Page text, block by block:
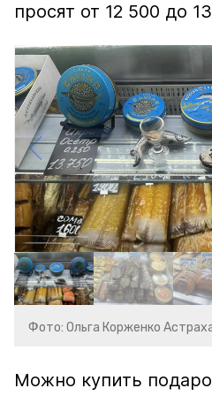
просят от 12 500 до
Фото: Ольга Корженко
Можно купить